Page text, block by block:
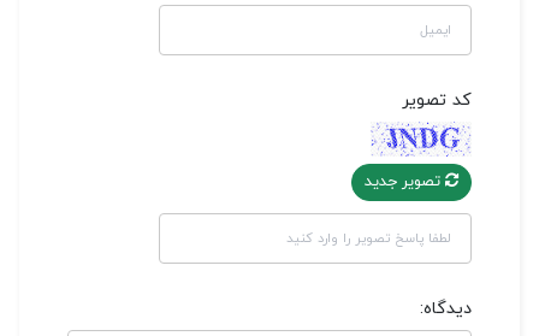
کد تصویر
تصویر جدید
دیدگاه: